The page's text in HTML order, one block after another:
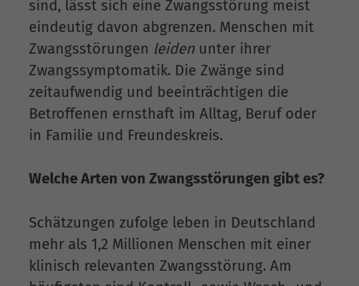
sind, lässt sich eine Zwangsstörung meist
eindeutig davon abgrenzen. Menschen mit
Zwangsstörungen leiden unter ihrer
Zwangssymptomatik. Die Zwänge sind
zeitaufwendig und beeinträchtigen die
Betroffenen ernsthaft im Alltag, Beruf oder
in Familie und Freundeskreis.
Welche Arten von Zwangsstörungen gibt es?
Schätzungen zufolge leben in Deutschland
mehr als 1,2 Millionen Menschen mit einer
klinisch relevanten Zwangsstörung. Am